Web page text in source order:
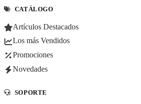
CATÁLOGO
Artículos Destacados
Los más Vendidos
Promociones
Novedades
SOPORTE